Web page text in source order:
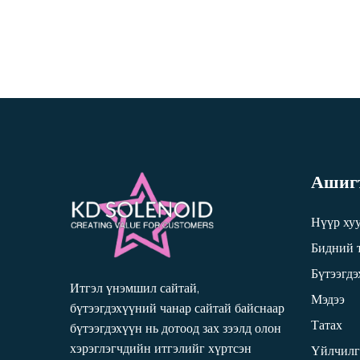
Итгэл үнэмшил сайтай,
бүтээгдэхүүний чанар сайтай байснаар
бүтээгдэхүүн нь дотоод зах зээлд олон
хэрэглэгчдийн итгэлийг хүртсэн
Нүүр
Бидний
Мэдээ
Татах